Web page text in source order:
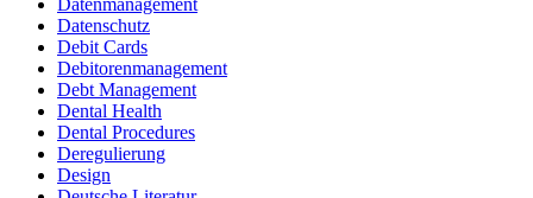
Datenmanagement
Datenschutz
Debit Cards
Debitorenmanagement
Debt Management
Dental Health
Dental Procedures
Deregulierung
Design